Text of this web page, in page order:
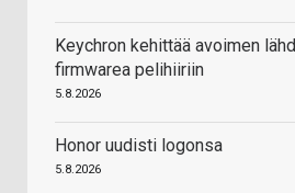
Keychron kehittää avoimen
firmwarea pelihiiriin
5.8.2026
Honor uudisti logonsa
5.8.2026